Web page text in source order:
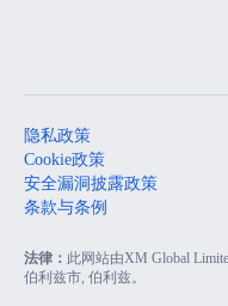
隐私政策
Cookie政策
安全漏洞披露政策
条款与条例
法律： 此网站由XM Global
伯利兹市, 伯利兹。